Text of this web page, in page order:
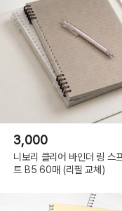
3,000
니보리 클리어 바인더 링 스
트 B5 60매 (리필 교체)